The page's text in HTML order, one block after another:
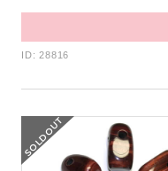
ID: 28816